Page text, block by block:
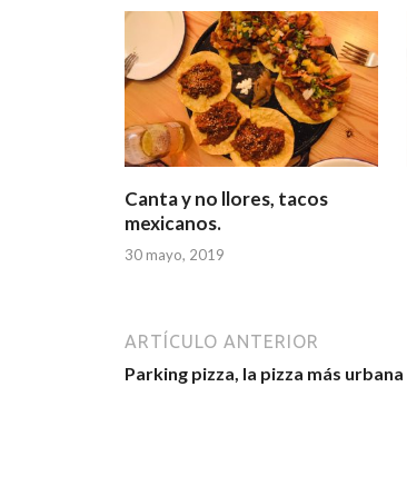
Canta y no llores, tacos
mexicanos.
30 mayo, 2019
ARTÍCULO ANTERIOR
Parking pizza, la pizza más urbana